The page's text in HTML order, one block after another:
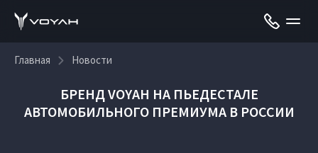
Главная Новости
БРЕНД VOYAH НА ПЬЕДЕСТАЛЕ
АВТОМОБИЛЬНОГО ПРЕМИУМА В РОССИИ